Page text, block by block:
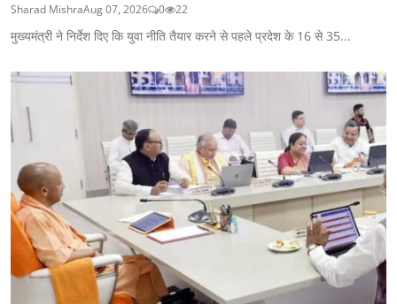
Sharad MishraAug 07, 2026 0 22
मुख्यमंत्री ने निर्देश दिए कि युवा नीति तैयार करने से पहले प्रदेश के 16 से 35...